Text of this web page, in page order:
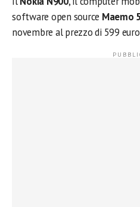
software open source Maemo
novembre al prezzo di 599